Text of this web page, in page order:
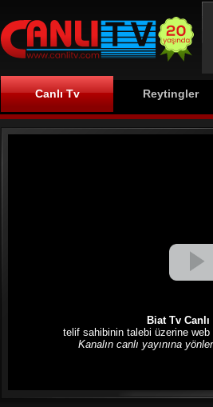
Canlı Tv Reytingler
Biat Tv Canlı
telif sahibinin talebi üzerine web
Kanalın canlı yayınına